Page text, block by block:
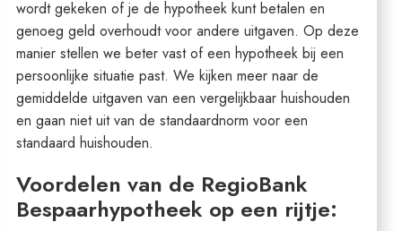
wordt gekeken of je de hypotheek kunt betalen en
genoeg geld overhoudt voor andere uitgaven. Op deze
manier stellen we beter vast of een hypotheek bij een
persoonlijke situatie past. We kijken meer naar de
gemiddelde uitgaven van een vergelijkbaar huishouden
en gaan niet uit van de standaardnorm voor een
standaard huishouden.
Voordelen van de RegioBank
Bespaarhypotheek op een rijtje: